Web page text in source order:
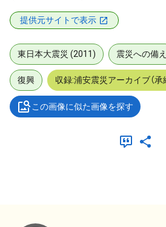
提供元サイトで表示
東日本大震災 (2011) 震災への備え
復興 収録:浦安震災アーカイブ（承
この画像に似た画像を探す